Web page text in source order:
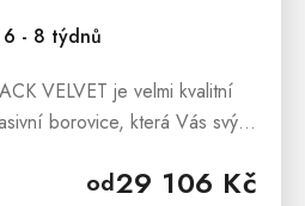
- 8 týdnů
od29 106 Kč
VELVET je velmi kvalitní
borovice, která Vás svým
a vzpomínek...